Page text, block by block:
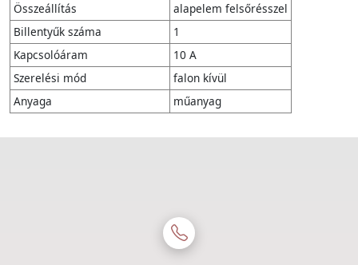
Összeállítás
alapelem felsőrésszel
Billentyűk száma
1
Kapcsolóáram
10 A
Szerelési mód
falon kívül
Anyaga
műanyag